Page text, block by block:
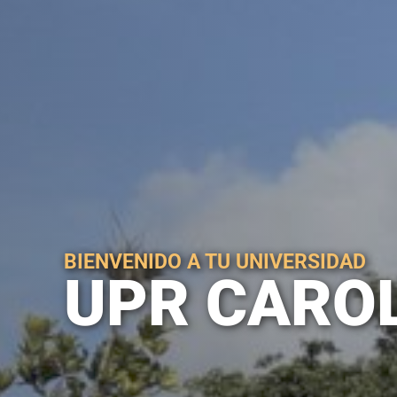
BIENVENIDO A TU UNIVERSIDAD
UPR